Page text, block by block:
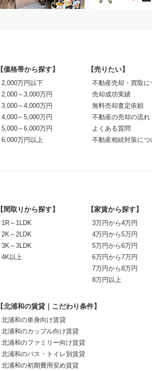
【価格帯から探す】
2,000万円以下
2,000～3,000万円
3,000～4,000万円
4,000～5,000万円
5,000～6,000万円
6,000万円以上
【売りたい】
不動産売却・買取に
売却成功実績
無料売却査定依頼
不動産の売却の流れ
よくある質問
不動産相続対策につ
【間取りから探す】
1R～1LDK
2K～2LDK
3K～3LDK
4K以上
【家賃から探す】
3万円から4万円
4万円から5万円
5万円から6万円
6万円から7万円
7万円から8万円
8万円以上
【北浦和の賃貸｜こだわり条件】
北浦和の単身向け賃貸
北浦和のカップル向け賃貸
北浦和のファミリー向け賃貸
北浦和のバス・トイレ別賃貸
北浦和の初期費用安め賃貸